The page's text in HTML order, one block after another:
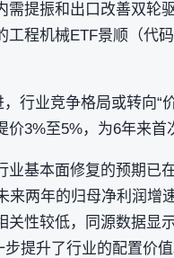
需提振和出口改善双轮
程机械ETF景顺（代
行业竞争格局或转向
3%至5%，为6年来首
业基本面修复的预期已
两年的归母净利润增
关性较低，同源数据显
提升了行业的配置价值